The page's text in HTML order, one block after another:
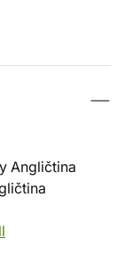
Angličtina